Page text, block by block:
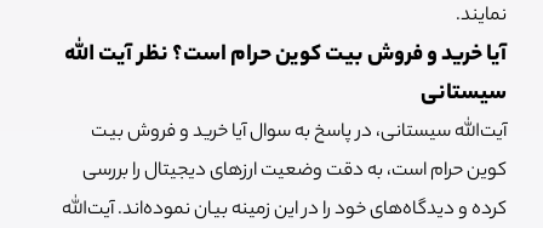
نمایند.
آیا خرید و فروش بیت کوین حرام است؟ نظر آیت الله
سیستانی
آیت‌الله سیستانی، در پاسخ به سوال آیا خرید و فروش بیت
کوین حرام است، به دقت وضعیت ارزهای دیجیتال را بررسی
کرده و دیدگاه‌های خود را در این زمینه بیان نموده‌اند. آیت‌الله